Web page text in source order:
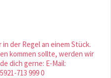
der Regel an einem Stück.
kommen sollte, werden wir
dich gerne: E-Mail:
713 999 0